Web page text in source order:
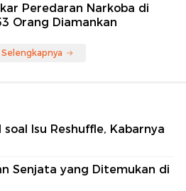
Peredaran Narkoba di
Orang Diamankan
Isu Reshuffle, Kabarnya
Senjata yang Ditemukan di